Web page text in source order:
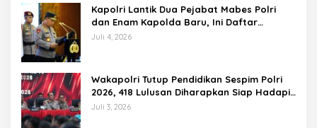
Kapolri Lantik Dua Pejabat Mabes Polri
dan Enam Kapolda Baru, Ini Daftar
Lengkapnya
Juli 4, 2026
Wakapolri Tutup Pendidikan Sespim Polri
2026, 418 Lulusan Diharapkan Siap Hadapi
Tantangan Era Digital
Juli 3, 2026